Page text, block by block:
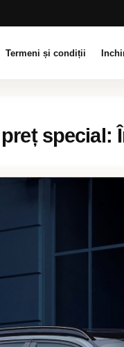
Termeni și condiții
special: